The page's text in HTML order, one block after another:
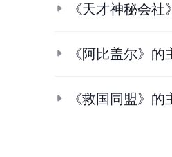
《天才神秘会
《阿比盖尔》的
《救国同盟》的